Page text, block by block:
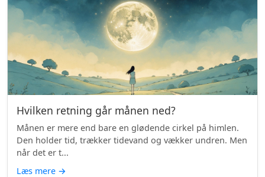
Hvilken retning går månen ned?
Månen er mere end bare en glødende cirkel på himlen.
Den holder tid, trækker tidevand og vækker undren. Men
når det er t...
Læs mere →